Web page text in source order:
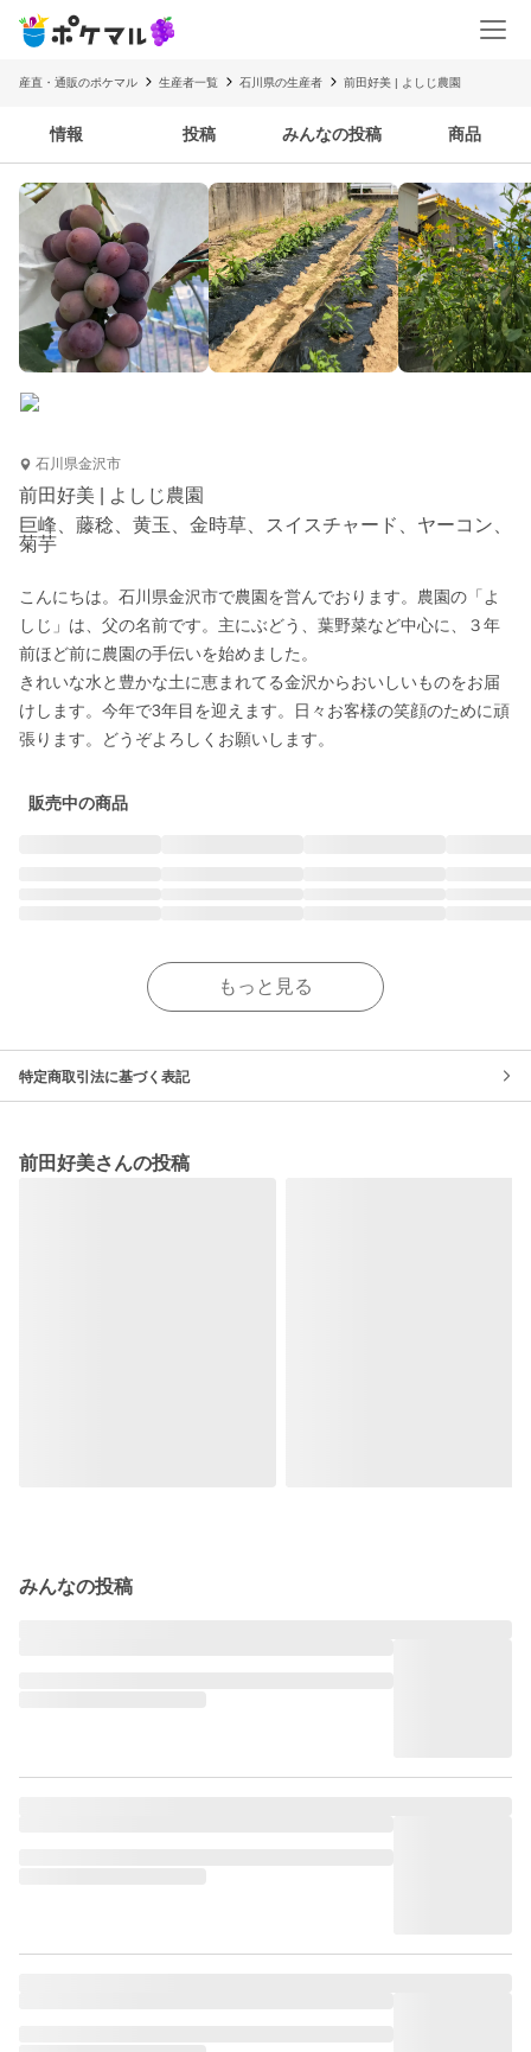
産直・通販のポケマル 生産者一覧 石川県の生産者 前田好美 | よしじ農園
情報 投稿 みんなの投稿 商品
石川県金沢市
前田好美 | よしじ農園
巨峰、藤稔、黄玉、金時草、スイスチャード、ヤーコン、
菊芋
こんにちは。石川県金沢市で農園を営んでおります。農園の「よ
しじ」は、父の名前です。主にぶどう、葉野菜など中心に、３年
前ほど前に農園の手伝いを始めました。
きれいな水と豊かな土に恵まれてる金沢からおいしいものをお届
けします。今年で3年目を迎えます。日々お客様の笑顔のために頑
張ります。どうぞよろしくお願いします。
販売中の商品
もっと見る
特定商取引法に基づく表記
前田好美さんの投稿
みんなの投稿